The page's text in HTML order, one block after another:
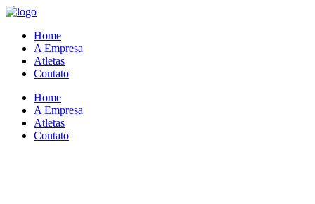
Home
A Empresa
Atletas
Contato
Home
A Empresa
Atletas
Contato